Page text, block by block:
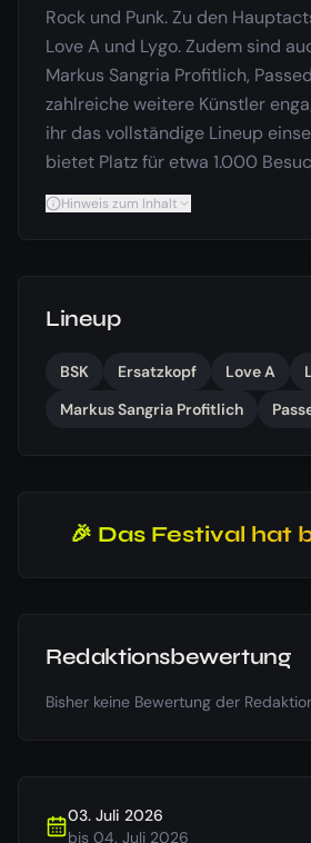
Rock und Punk. Zu den
Love A und Lygo. Zudem sind
Markus Sangria Profitlich,
zahlreiche weitere Künstler
ihr das vollständige Lineup
bietet Platz für etwa 1.000
Hinweis zum Inhalt
Lineup
BSK Ersatzkopf Love A
Markus Sangria Profitlich
🎉 Das Festival hat
Redaktionsbewertung
Bisher keine Bewertung der
03. Juli 2026
bis 04. Juli 2026